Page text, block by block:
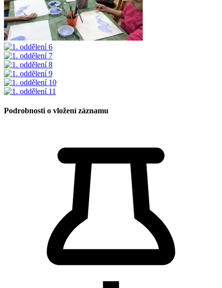
Podrobnosti o vložení záznamu